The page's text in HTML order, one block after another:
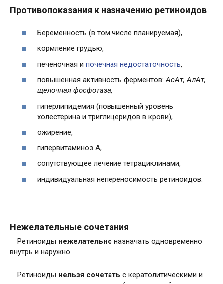
Противопоказания к назначению ретиноидов
Беременность (в том числе планируемая),
кормление грудью,
печеночная и почечная недостаточность,
повышенная активность ферментов:АсАт, АлАт,
щелочная фосфотаза,
гиперлипидемия (повышенный уровень
холестерина и триглицеридов в крови),
ожирение,
гипервитаминоз А,
сопутствующее лечение тетрациклинами,
индивидуальная непереносимость ретиноидов.
Нежелательные сочетания
Ретиноиды нежелательно назначать одновременно
внутрь и наружно.
Ретиноиды нельзя сочетать с кератолитическими и